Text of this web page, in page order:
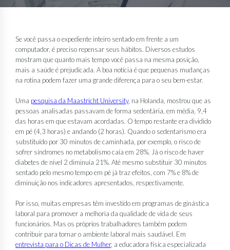
Se você passa o expediente inteiro sentado em frente a um
computador, é preciso repensar seus hábitos. Diversos estudos
mostram que quanto mais tempo você passa na mesma posição,
mais a saúde é prejudicada. A boa notícia é que pequenas mudanças
na rotina podem fazer uma grande diferença para o seu bem-estar.
Uma pesquisa da Maastricht University, na Holanda, mostrou que as
pessoas analisadas passavam de forma sedentária, em média, 9,4
das horas em que estavam acordadas. O tempo restante era dividido
em pé (4,3 horas) e andando (2 horas). Quando o sedentarismo era
substituído por 30 minutos de caminhada, por exemplo, o risco de
sofrer síndromes no metabolismo caía em 28%. Já o risco de haver
diabetes de nível 2 diminuía 21%. Até mesmo substituir 30 minutos
sentado pelo mesmo tempo em pé já traz efeitos, com 7% e 8% de
diminuição nos indicadores apresentados, respectivamente.
Por isso, muitas empresas têm investido em programas de ginástica
laboral para promover a melhoria da qualidade de vida de seus
funcionários. Mas os próprios trabalhadores também podem
contribuir para tornar o ambiente laboral mais saudável. Em
entrevista para o Dicas de Mulher, a educadora física especializada